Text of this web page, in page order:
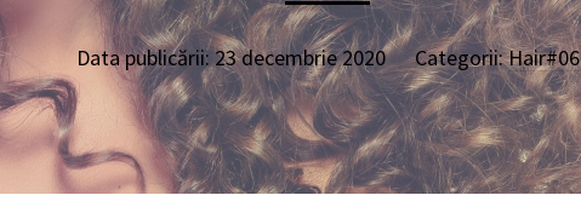
Data publicării: 23 decembrie 2020 Categorii:Hair#06